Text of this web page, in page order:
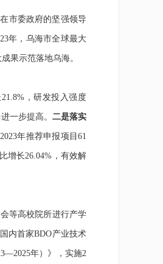
市委政府的坚强领导
年， 乌海市全球最大
果示范落地乌海。
21.8% ，研发投入强度
一步提高。 二是落实
2023年推荐申报项目61
增长26.04% ，有效解
等高校院所进行产学
国内首家BDO产业技术
年）》，实施2